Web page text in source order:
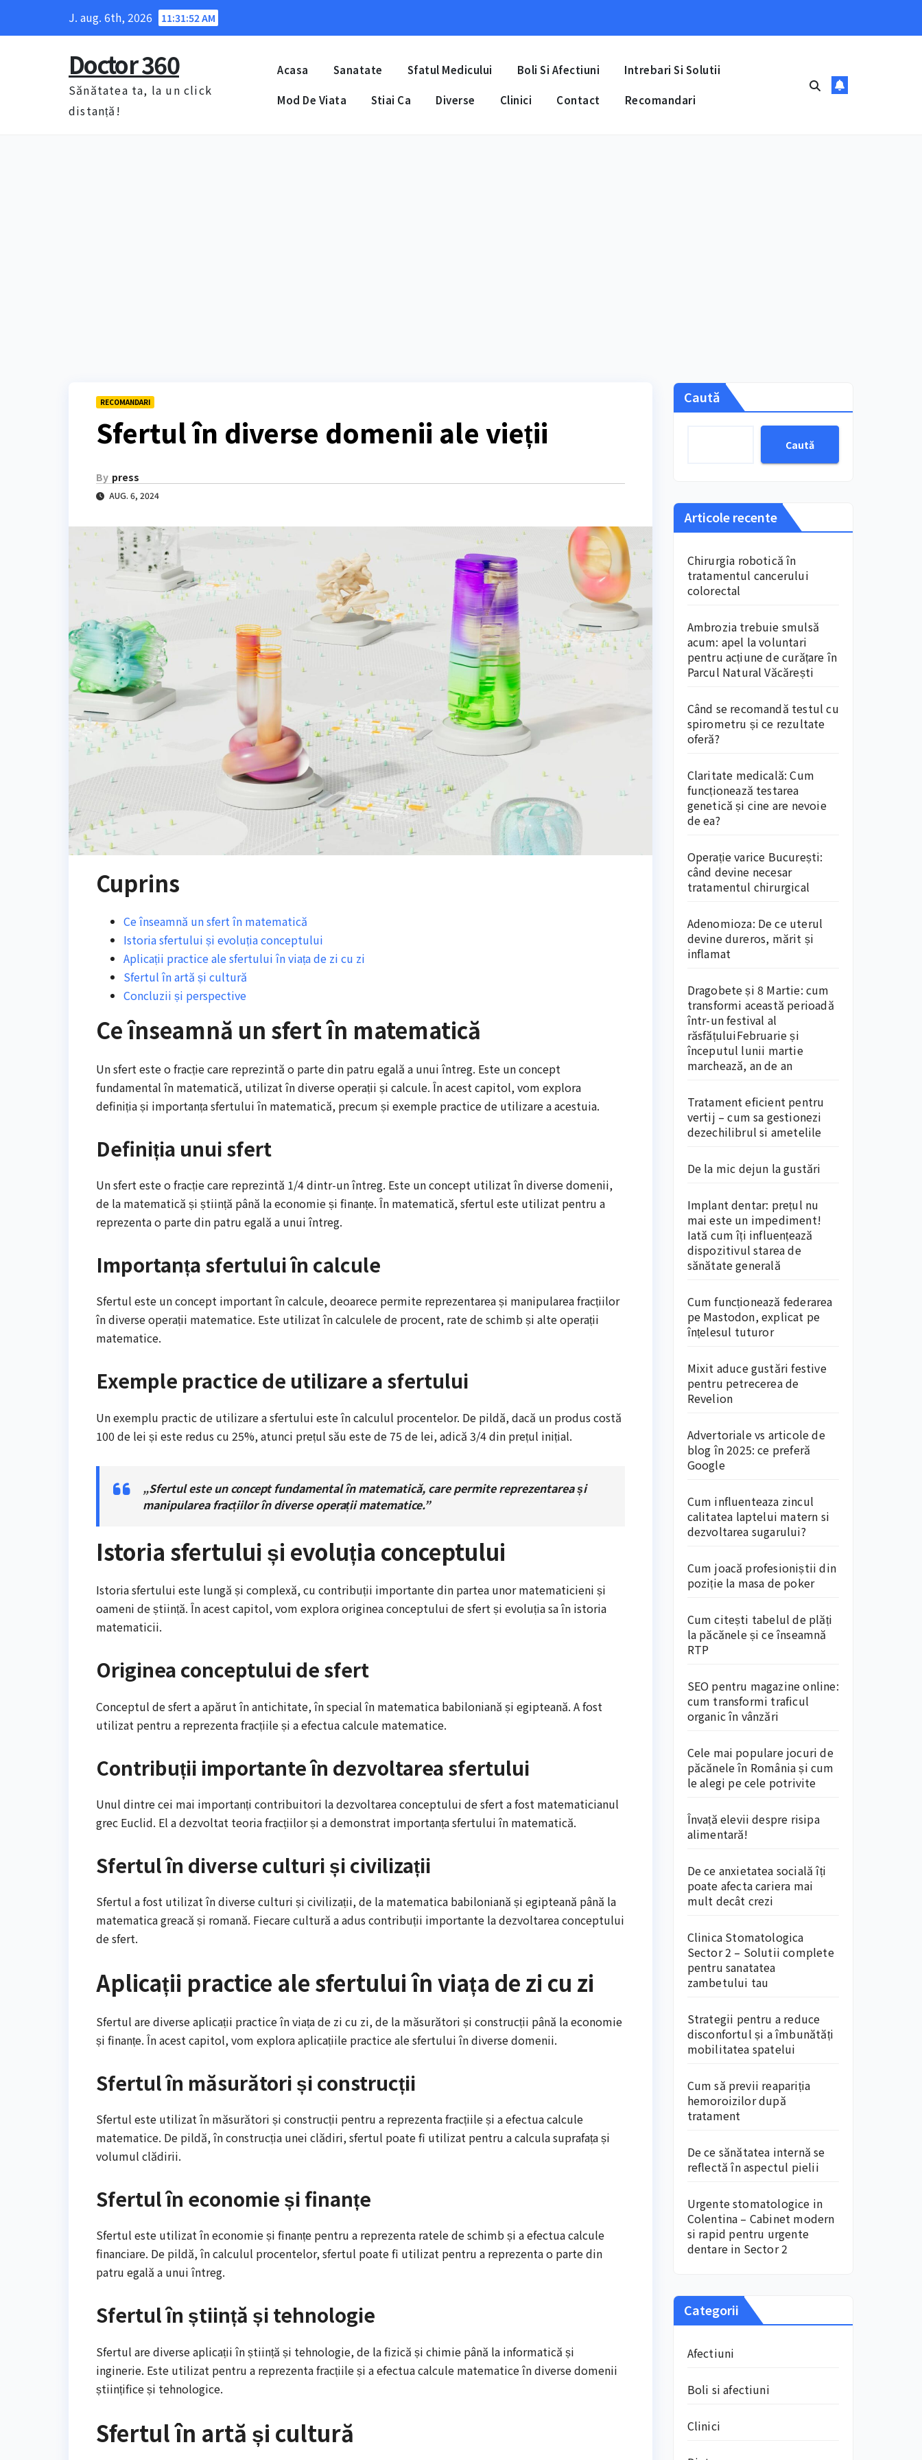
J. aug. 6th, 2026 11:31:52 AM
Doctor 360
Sănătatea ta, la un click
distanță!
Acasa Sanatate Sfatul Medicului Boli Si Afectiuni Intrebari Si Solutii
Mod De Viata Stiai Ca Diverse Clinici Contact Recomandari
RECOMANDARI
Sfertul în diverse domenii ale vieții
By press
AUG. 6, 2024
Cuprins
Ce înseamnă un sfert în matematică
Istoria sfertului și evoluția conceptului
Aplicații practice ale sfertului în viața de zi cu zi
Sfertul în artă și cultură
Concluzii și perspective
Ce înseamnă un sfert în matematică
Un sfert este o fracție care reprezintă o parte din patru egală a unui întreg. Este un concept
fundamental în matematică, utilizat în diverse operații și calcule. În acest capitol, vom explora
definiția și importanța sfertului în matematică, precum și exemple practice de utilizare a acestuia.
Definiția unui sfert
Un sfert este o fracție care reprezintă 1/4 dintr-un întreg. Este un concept utilizat în diverse domenii,
de la matematică și știință până la economie și finanțe. În matematică, sfertul este utilizat pentru a
reprezenta o parte din patru egală a unui întreg.
Importanța sfertului în calcule
Sfertul este un concept important în calcule, deoarece permite reprezentarea și manipularea fracțiilor
în diverse operații matematice. Este utilizat în calculele de procent, rate de schimb și alte operații
matematice.
Exemple practice de utilizare a sfertului
Un exemplu practic de utilizare a sfertului este în calculul procentelor. De pildă, dacă un produs costă
100 de lei și este redus cu 25%, atunci prețul său este de 75 de lei, adică 3/4 din prețul inițial.
„Sfertul este un concept fundamental în matematică, care permite reprezentarea și
manipularea fracțiilor în diverse operații matematice.”
Istoria sfertului și evoluția conceptului
Istoria sfertului este lungă și complexă, cu contribuții importante din partea unor matematicieni și
oameni de știință. În acest capitol, vom explora originea conceptului de sfert și evoluția sa în istoria
matematicii.
Originea conceptului de sfert
Conceptul de sfert a apărut în antichitate, în special în matematica babiloniană și egipteană. A fost
utilizat pentru a reprezenta fracțiile și a efectua calcule matematice.
Contribuții importante în dezvoltarea sfertului
Unul dintre cei mai importanți contribuitori la dezvoltarea conceptului de sfert a fost matematicianul
grec Euclid. El a dezvoltat teoria fracțiilor și a demonstrat importanța sfertului în matematică.
Sfertul în diverse culturi și civilizații
Sfertul a fost utilizat în diverse culturi și civilizații, de la matematica babiloniană și egipteană până la
matematica greacă și romană. Fiecare cultură a adus contribuții importante la dezvoltarea conceptului
de sfert.
Aplicații practice ale sfertului în viața de zi cu zi
Sfertul are diverse aplicații practice în viața de zi cu zi, de la măsurători și construcții până la economie
și finanțe. În acest capitol, vom explora aplicațiile practice ale sfertului în diverse domenii.
Sfertul în măsurători și construcții
Sfertul este utilizat în măsurători și construcții pentru a reprezenta fracțiile și a efectua calcule
matematice. De pildă, în construcția unei clădiri, sfertul poate fi utilizat pentru a calcula suprafața și
volumul clădirii.
Sfertul în economie și finanțe
Sfertul este utilizat în economie și finanțe pentru a reprezenta ratele de schimb și a efectua calcule
financiare. De pildă, în calculul procentelor, sfertul poate fi utilizat pentru a reprezenta o parte din
patru egală a unui întreg.
Sfertul în știință și tehnologie
Sfertul are diverse aplicații în știință și tehnologie, de la fizică și chimie până la informatică și
inginerie. Este utilizat pentru a reprezenta fracțiile și a efectua calcule matematice în diverse domenii
științifice și tehnologice.
Sfertul în artă și cultură
Caută
Caută
Articole recente
Chirurgia robotică în
tratamentul cancerului
colorectal
Ambrozia trebuie smulsă
acum: apel la voluntari
pentru acțiune de curățare în
Parcul Natural Văcărești
Când se recomandă testul cu
spirometru și ce rezultate
oferă?
Claritate medicală: Cum
funcționează testarea
genetică și cine are nevoie
de ea?
Operație varice București:
când devine necesar
tratamentul chirurgical
Adenomioza: De ce uterul
devine dureros, mărit și
inflamat
Dragobete și 8 Martie: cum
transformi această perioadă
într-un festival al
răsfățuluiFebruarie și
începutul lunii martie
marchează, an de an
Tratament eficient pentru
vertij – cum sa gestionezi
dezechilibrul si ametelile
De la mic dejun la gustări
Implant dentar: prețul nu
mai este un impediment!
Iată cum îți influențează
dispozitivul starea de
sănătate generală
Cum funcționează federarea
pe Mastodon, explicat pe
înțelesul tuturor
Mixit aduce gustări festive
pentru petrecerea de
Revelion
Advertoriale vs articole de
blog în 2025: ce preferă
Google
Cum influenteaza zincul
calitatea laptelui matern si
dezvoltarea sugarului?
Cum joacă profesioniștii din
poziție la masa de poker
Cum citești tabelul de plăți
la păcănele și ce înseamnă
RTP
SEO pentru magazine online:
cum transformi traficul
organic în vânzări
Cele mai populare jocuri de
păcănele în România și cum
le alegi pe cele potrivite
Învață elevii despre risipa
alimentară!
De ce anxietatea socială îți
poate afecta cariera mai
mult decât crezi
Clinica Stomatologica
Sector 2 – Solutii complete
pentru sanatatea
zambetului tau
Strategii pentru a reduce
disconfortul și a îmbunătăți
mobilitatea spatelui
Cum să previi reapariția
hemoroizilor după
tratament
De ce sănătatea internă se
reflectă în aspectul pielii
Urgente stomatologice in
Colentina – Cabinet modern
si rapid pentru urgente
dentare in Sector 2
Categorii
Afectiuni
Boli si afectiuni
Clinici